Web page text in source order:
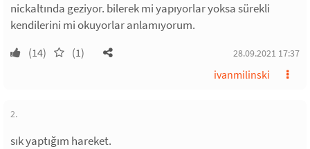
nickaltında geziyor. bilerek mi yapıyorlar yoksa sürekli
kendilerini mi okuyorlar anlamıyorum.
(14) (1) 28.09.2021 17:37
ivanmilinski
2.
sık yaptığım hareket.